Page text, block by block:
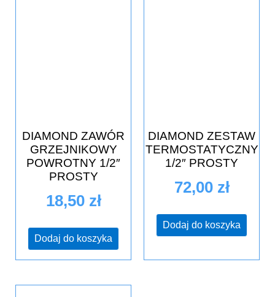
DIAMOND ZAWÓR
GRZEJNIKOWY
POWROTNY 1/2″
PROSTY
18,50 zł
Dodaj do koszyka
DIAMOND ZESTAW
TERMOSTATYCZNY
1/2″ PROSTY
72,00 zł
Dodaj do koszyka